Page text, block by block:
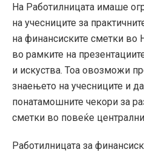
На Работилницата имаше
на учесниците за
на финансиските сметки во
во рамките на
и искуства. Тоа овозможи
знаењето на учесниците и
понатамошните чекори за
сметки во повеќе
Работилницата за